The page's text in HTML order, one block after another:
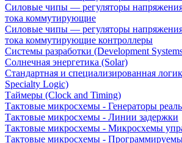
Силовые чипы — регуляторы
тока коммутирующие
Силовые чипы — регуляторы
тока коммутирующие контроллеры
Системы разработки (Development
Солнечная энергетика (Solar)
Стандартная и специализированная
Specialty Logic)
Таймеры (Clock and Timing)
Тактовые микросхемы - Генераторы
Тактовые микросхемы - Линии задержки
Тактовые микросхемы - Микросхемы
Тактовые микросхемы -